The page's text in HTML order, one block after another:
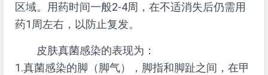
区域。用药时间一般2-4周，在不适消失后仍需用
药1周左右，以防止复发。
皮肤真菌感染的表现为：
1.真菌感染的脚（脚气），脚指和脚趾之间，在甲